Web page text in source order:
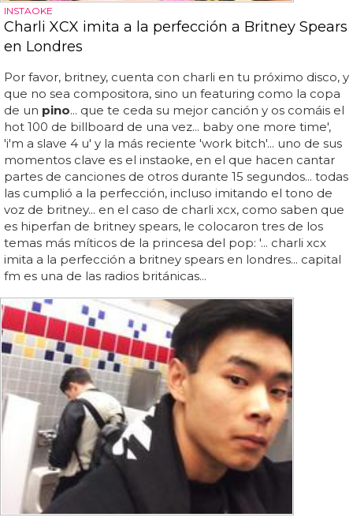
INSTAOKE
Charli XCX imita a la perfección a Britney Spears
en Londres
Por favor, britney, cuenta con charli en tu próximo disco, y
que no sea compositora, sino un featuring como la copa
de un pino... que te ceda su mejor canción y os comáis el
hot 100 de billboard de una vez... baby one more time',
'i'm a slave 4 u' y la más reciente 'work bitch'... uno de sus
momentos clave es el instaoke, en el que hacen cantar
partes de canciones de otros durante 15 segundos... todas
las cumplió a la perfección, incluso imitando el tono de
voz de britney... en el caso de charli xcx, como saben que
es hiperfan de britney spears, le colocaron tres de los
temas más míticos de la princesa del pop: '... charli xcx
imita a la perfección a britney spears en londres... capital
fm es una de las radios británicas...